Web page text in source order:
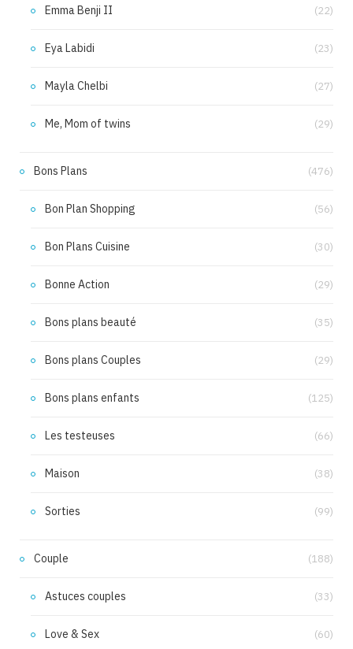
Emma Benji II (22)
Eya Labidi (23)
Mayla Chelbi (27)
Me, Mom of twins (29)
Bons Plans (476)
Bon Plan Shopping (56)
Bon Plans Cuisine (30)
Bonne Action (29)
Bons plans beauté (35)
Bons plans Couples (29)
Bons plans enfants (125)
Les testeuses (66)
Maison (38)
Sorties (99)
Couple (188)
Astuces couples (33)
Love & Sex (60)